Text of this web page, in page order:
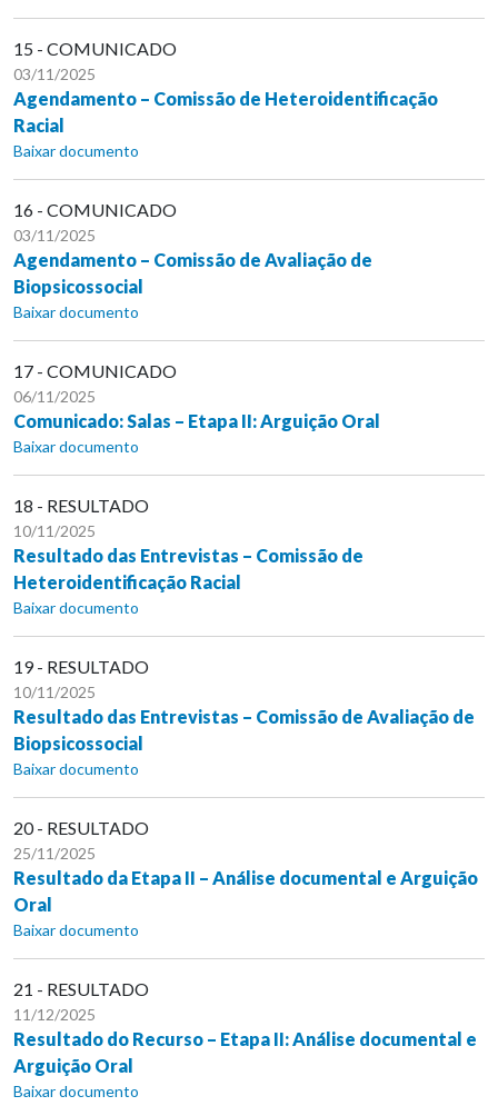
15 - COMUNICADO
03/11/2025
Agendamento – Comissão de Heteroidentificação
Racial
Baixar documento
16 - COMUNICADO
03/11/2025
Agendamento – Comissão de Avaliação de
Biopsicossocial
Baixar documento
17 - COMUNICADO
06/11/2025
Comunicado: Salas – Etapa II: Arguição Oral
Baixar documento
18 - RESULTADO
10/11/2025
Resultado das Entrevistas – Comissão de
Heteroidentificação Racial
Baixar documento
19 - RESULTADO
10/11/2025
Resultado das Entrevistas – Comissão de Avaliação de
Biopsicossocial
Baixar documento
20 - RESULTADO
25/11/2025
Resultado da Etapa II – Análise documental e Arguição
Oral
Baixar documento
21 - RESULTADO
11/12/2025
Resultado do Recurso – Etapa II: Análise documental e
Arguição Oral
Baixar documento